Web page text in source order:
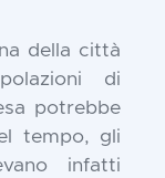
della città
di
potrebbe
tempo, gli
infatti